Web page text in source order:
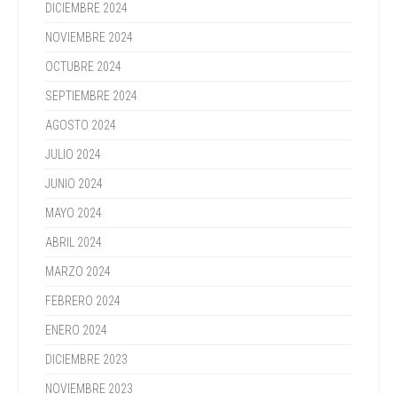
DICIEMBRE 2024
NOVIEMBRE 2024
OCTUBRE 2024
SEPTIEMBRE 2024
AGOSTO 2024
JULIO 2024
JUNIO 2024
MAYO 2024
ABRIL 2024
MARZO 2024
FEBRERO 2024
ENERO 2024
DICIEMBRE 2023
NOVIEMBRE 2023